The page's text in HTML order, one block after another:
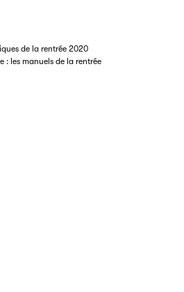
de la rentrée 2020
: les manuels de la rentrée